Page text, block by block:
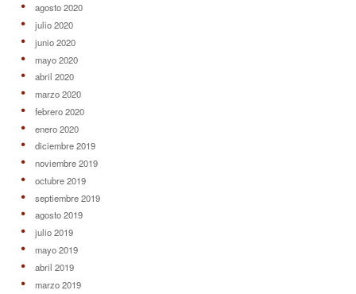
agosto 2020
julio 2020
junio 2020
mayo 2020
abril 2020
marzo 2020
febrero 2020
enero 2020
diciembre 2019
noviembre 2019
octubre 2019
septiembre 2019
agosto 2019
julio 2019
mayo 2019
abril 2019
marzo 2019